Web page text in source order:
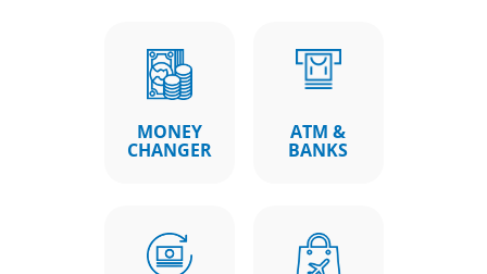
MONEY
CHANGER
ATM &
BANKS